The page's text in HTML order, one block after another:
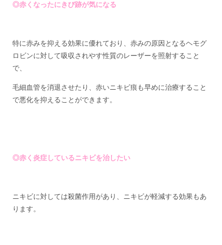
◎赤くなったにきび跡が気になる
特に赤みを抑える効果に優れており、赤みの原因となるヘモグ
ロビンに対して吸収されやす性質のレーザーを照射すること
で、
毛細血管を消退させたり、赤いニキビ痕も早めに治療すること
で悪化を抑えることができます。
◎赤く炎症しているニキビを治したい
ニキビに対しては殺菌作用があり、ニキビが軽減する効果もあ
ります。